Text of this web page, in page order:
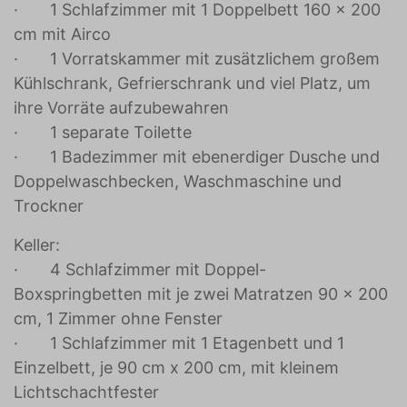
· 1 Schlafzimmer mit 1 Doppelbett 160 x 200
cm mit Airco
· 1 Vorratskammer mit zusätzlichem großem
Kühlschrank, Gefrierschrank und viel Platz, um
ihre Vorräte aufzubewahren
· 1 separate Toilette
· 1 Badezimmer mit ebenerdiger Dusche und
Doppelwaschbecken, Waschmaschine und
Trockner
Keller:
· 4 Schlafzimmer mit Doppel-
Boxspringbetten mit je zwei Matratzen 90 x 200
cm, 1 Zimmer ohne Fenster
· 1 Schlafzimmer mit 1 Etagenbett und 1
Einzelbett, je 90 cm x 200 cm, mit kleinem
Lichtschachtfester